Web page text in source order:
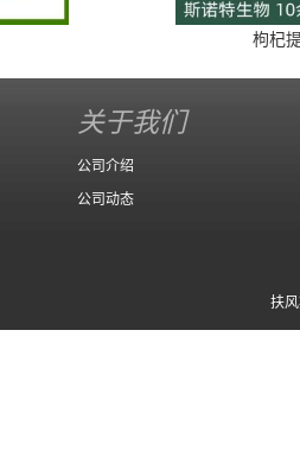
枸杞
关于我们
公司介绍
公司动态
扶